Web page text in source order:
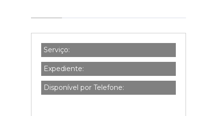
Serviço:
Expediente:
Disponível por Telefone: